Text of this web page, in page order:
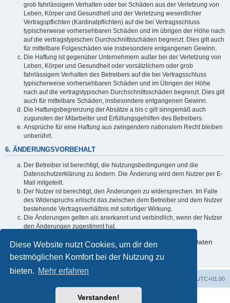
Diese Website nutzt Cookies, um dir den
bestmöglichen Komfort bei der Nutzung zu
bieten. Mehr erfahren
Verstanden!
grob fahrlässigem Verhalten oder bei Schäden aus der Verletzung von
Leben, Körper und Gesundheit und der Verletzung wesentlicher
Vertragspflichten (Kardinalpflichten) auf die bei Vertragsschluss
typischerweise vorhersehbaren Schäden und im übrigen der Höhe nach
auf die vertragstypischen Durchschnittsschäden begrenzt. Dies gilt auch
für mittelbare Folgeschäden wie insbesondere entgangenen Gewinn.
Die Haftung ist gegenüber Unternehmern außer bei der Verletzung von
Leben, Körper und Gesundheit oder vorsätzlichem oder grob
fahrlässigem Verhalten des Betreibers auf die bei Vertragsschluss
typischerweise vorhersehbaren Schäden und im Übrigen der Höhe
nach auf die vertragstypischen Durchschnittsschäden begrenzt. Dies gilt
auch für mittelbare Schäden, insbesondere entgangenen Gewinn.
Die Haftungsbegrenzung der Absätze a bis c gilt sinngemäß auch
zugunsten der Mitarbeiter und Erfüllungsgehilfen des Betreibers.
Ansprüche für eine Haftung aus zwingendem nationalem Recht bleiben
unberührt.
6. ÄNDERUNGSVORBEHALT
Der Betreiber ist berechtigt, die Nutzungsbedingungen und die
Datenschutzerklärung zu ändern. Die Änderung wird dem Nutzer per E-
Mail mitgeteilt.
Der Nutzer ist berechtigt, den Änderungen zu widersprechen. Im Falle
des Widerspruchs erlischt das zwischen dem Betreiber und dem Nutzer
bestehende Vertragsverhältnis mit sofortiger Wirkung.
Die Änderungen gelten als anerkannt und verbindlich, wenn der Nutzer
den Änderungen zugestimmt hat.
Informationen über den Umgang mit deinen persönlichen Daten
sind in der Datenschutzerklärung enthalten.
UTC+01:00
Powered byphpBB® Forum Software © phpBB Limited